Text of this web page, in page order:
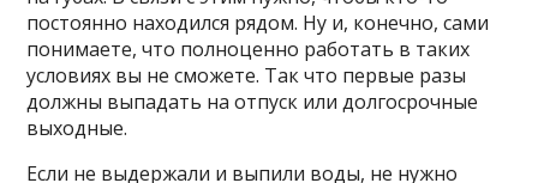
постоянно находился рядом. Ну и, конечно, сами
понимаете, что полноценно работать в таких
условиях вы не сможете. Так что первые разы
должны выпадать на отпуск или долгосрочные
выходные.
Если не выдержали и выпили воды, не нужно